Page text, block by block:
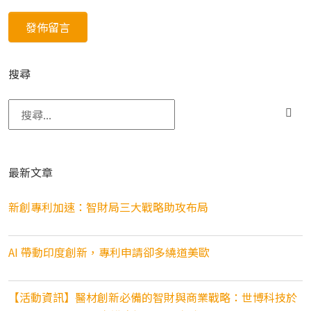
搜尋
搜尋關鍵字:
最新文章
新創專利加速：智財局三大戰略助攻布局
AI 帶動印度創新，專利申請卻多繞道美歐
【活動資訊】醫材創新必備的智財與商業戰略：世博科技於